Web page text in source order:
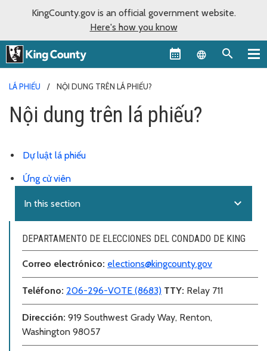
KingCounty.gov is an official government website.
Here's how you know
Language
LÁ PHIẾU NỘI DUNG TRÊN LÁ PHIẾU?
Nội dung trên lá phiếu?
Dự luật lá phiếu
Ứng cử viên
In this section expand_more
DEPARTAMENTO DE ELECCIONES DEL CONDADO DE KING
Correo electrónico: elections@kingcounty.gov
Teléfono: 206-296-VOTE (8683) TTY: Relay 711
Dirección: 919 Southwest Grady Way, Renton,
Washington 98057